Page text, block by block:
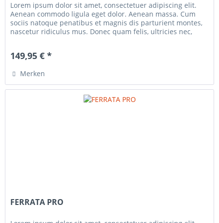
Lorem ipsum dolor sit amet, consectetuer adipiscing elit.
Aenean commodo ligula eget dolor. Aenean massa. Cum
sociis natoque penatibus et magnis dis parturient montes,
nascetur ridiculus mus. Donec quam felis, ultricies nec,
149,95 € *
Merken
FERRATA PRO